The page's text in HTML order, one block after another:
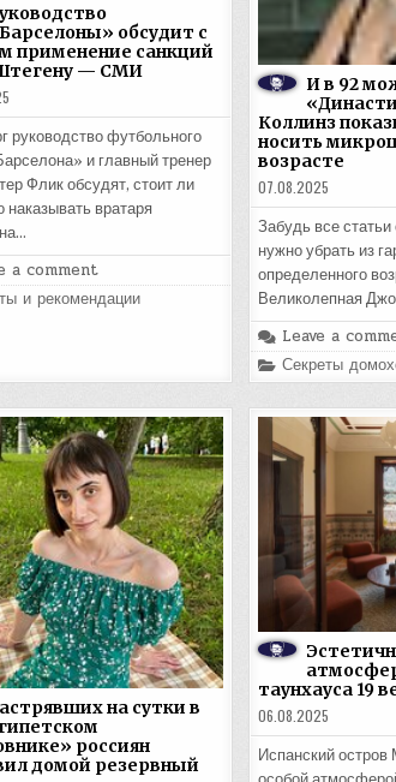
обсудит с
применение санкций
— СМИ
руководство футбольного
и главный тренер
Флик обсудят, стоит ли
наказывать вратаря
a comment
и рекомендации
И в 92
Коллинз
носить
возрасте
07.08.2025
Забудь все
нужно убрать из
определенного
Великолепная
Leave a
Posted
in
Секреты
на сутки в
россиян
домой резервный
таунхауса 19
06.08.2025
Испанский остров